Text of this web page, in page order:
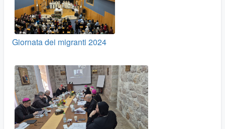
Giornata dei migranti 2024